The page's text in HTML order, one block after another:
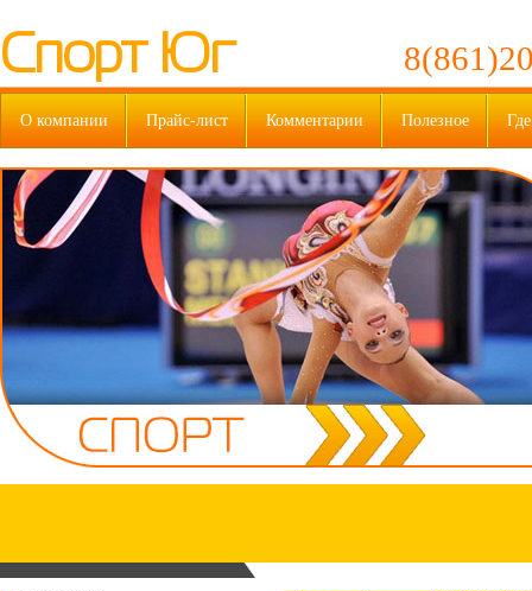
Спорт Юг
О компании Прайс-лист Комментарии Полезное